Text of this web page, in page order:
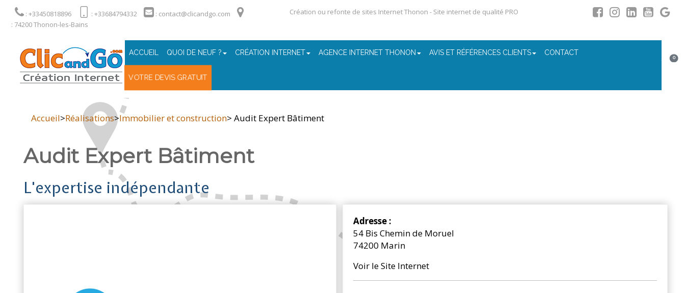
: +33450818896 : +33684794332
: contact@clicandgo.com
: 74200 Thonon-les-Bains
Création ou refonte de sites Internet Thonon - Site internet de qualité PRO
ACCUEIL QUOI DE NEUF ? CRÉATION INTERNET AGENCE INTERNET THONON AVIS ET RÉFÉRENCES CLIENTS CONTACT
VOTRE DEVIS GRATUIT
0
Accueil>Réalisations>Immobilier et construction> Audit Expert Bâtiment
Audit Expert Bâtiment
L'expertise indépendante
Adresse :
54 Bis Chemin de Moruel
74200 Marin
Voir le Site Internet